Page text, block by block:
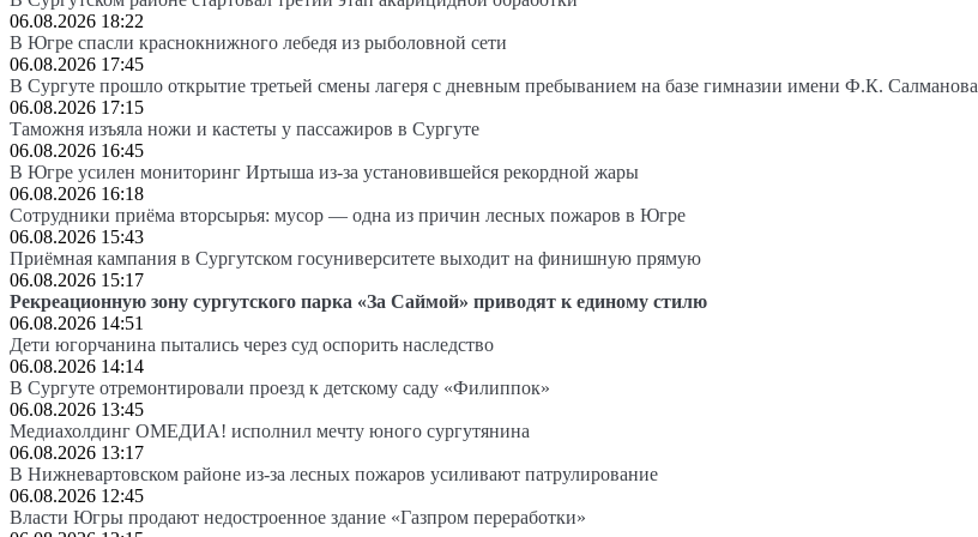
06.08.2026 18:22
В Югре спасли краснокнижного лебедя из рыболовной сети
06.08.2026 17:45
В Сургуте прошло открытие третьей смены лагеря с дневным пребыванием на базе гимназии имени Ф.К. Салманова
06.08.2026 17:15
Таможня изъяла ножи и кастеты у пассажиров в Сургуте
06.08.2026 16:45
В Югре усилен мониторинг Иртыша из-за установившейся рекордной жары
06.08.2026 16:18
Сотрудники приёма вторсырья: мусор — одна из причин лесных пожаров в Югре
06.08.2026 15:43
Приёмная кампания в Сургутском госуниверситете выходит на финишную прямую
06.08.2026 15:17
Рекреационную зону сургутского парка «За Саймой» приводят к единому стилю
06.08.2026 14:51
Дети югорчанина пытались через суд оспорить наследство
06.08.2026 14:14
В Сургуте отремонтировали проезд к детскому саду «Филиппок»
06.08.2026 13:45
Медиахолдинг ОМЕДИА! исполнил мечту юного сургутянина
06.08.2026 13:17
В Нижневартовском районе из-за лесных пожаров усиливают патрулирование
06.08.2026 12:45
Власти Югры продают недостроенное здание «Газпром переработки»